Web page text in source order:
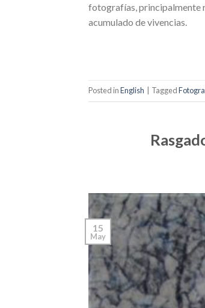
fotografías, principalmente
acumulado de vivencias.
Posted inEnglish Tagged
15
May